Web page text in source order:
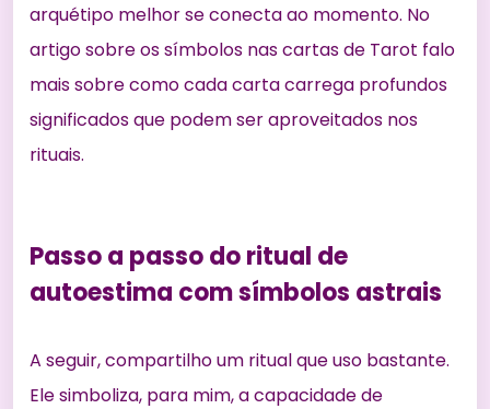
arquétipo melhor se conecta ao momento. No
artigo sobre os símbolos nas cartas de Tarot falo
mais sobre como cada carta carrega profundos
significados que podem ser aproveitados nos
rituais.
Passo a passo do ritual de
autoestima com símbolos astrais
A seguir, compartilho um ritual que uso bastante.
Ele simboliza, para mim, a capacidade de